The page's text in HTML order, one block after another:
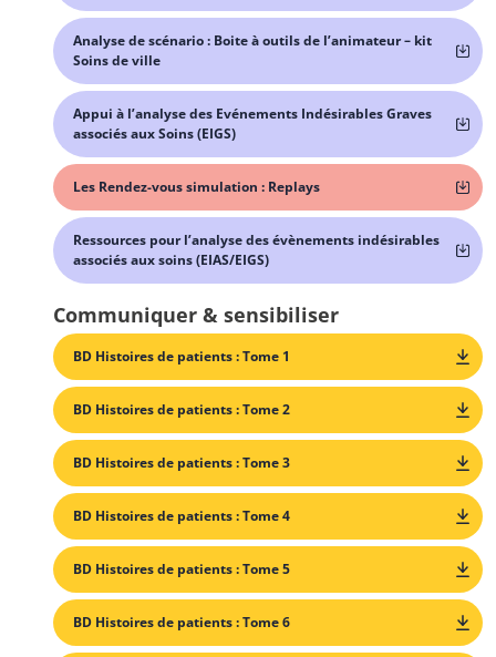
Analyse de scénario : Boite à outils de l’animateur – kit
Soins de ville
Appui à l’analyse des Evénements Indésirables Graves
associés aux Soins (EIGS)
Les Rendez-vous simulation : Replays
Ressources pour l’analyse des évènements indésirables
associés aux soins (EIAS/EIGS)
Communiquer & sensibiliser
BD Histoires de patients : Tome 1
BD Histoires de patients : Tome 2
BD Histoires de patients : Tome 3
BD Histoires de patients : Tome 4
BD Histoires de patients : Tome 5
BD Histoires de patients : Tome 6